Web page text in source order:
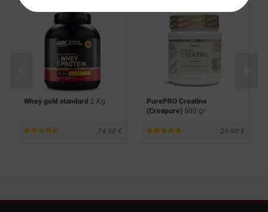
Whey gold standard 2 Kg
74.90
PurePRO Creatine
(Creapure) 500 gr
29.90